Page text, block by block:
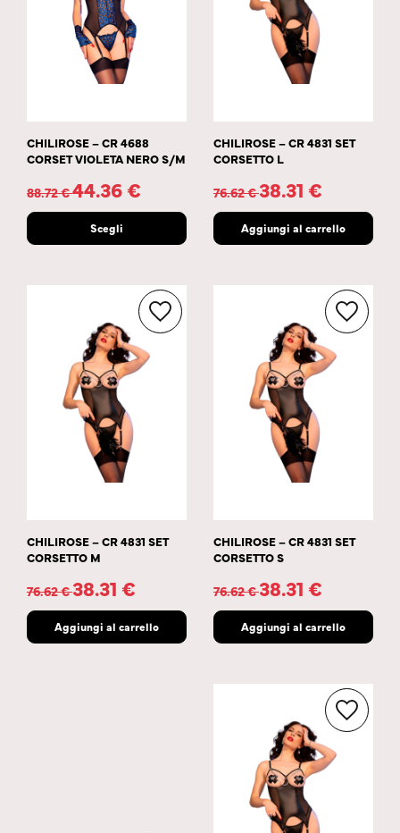
CHILIROSE – CR 4688
CORSET VIOLETA NERO S/M
88.72€44.36€
Scegli
CHILIROSE – CR 4831 SET
CORSETTO L
76.62€38.31 €
Aggiungi al carrello
CHILIROSE – CR 4831 SET
CORSETTO M
76.62€38.31 €
Aggiungi al carrello
CHILIROSE – CR 4831 SET
CORSETTO S
76.62€38.31 €
Aggiungi al carrello